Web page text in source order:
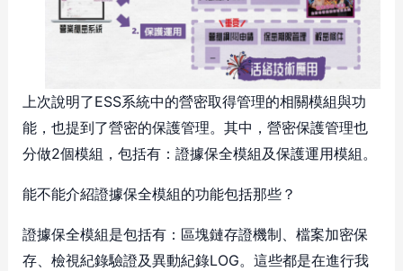
上次說明了ESS系統中的營密取得管理的相關模組與功
能，也提到了營密的保護管理。其中，營密保護管理也
分做2個模組，包括有：證據保全模組及保護運用模組。
能不能介紹證據保全模組的功能包括那些？
證據保全模組是包括有：區塊鏈存證機制、檔案加密保
存、檢視紀錄驗證及異動紀錄LOG。這些都是在進行我